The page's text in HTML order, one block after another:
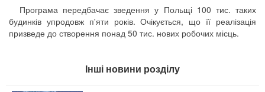
Програма передбачає зведення у Польщі 100 тис. таких
будинків упродовж п'яти років. Очікується, що її реалізація
призведе до створення понад 50 тис. нових робочих місць.
Інші новини розділу